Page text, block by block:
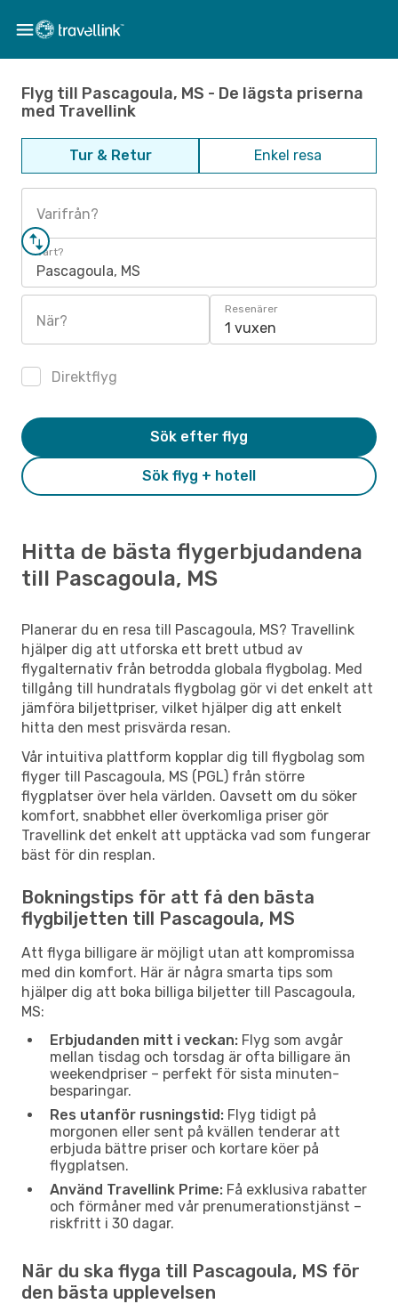
Flyg till Pascagoula, MS - De lägsta priserna
med Travellink
Tur & Retur Enkel resa
Varifrån?
Vart?
Pascagoula, MS
När?
Resenärer
1 vuxen
Direktflyg
Sök flyg + hotell
Sök efter flyg
Hitta de bästa flygerbjudandena
till Pascagoula, MS
Planerar du en resa till Pascagoula, MS? Travellink
hjälper dig att utforska ett brett utbud av
flygalternativ från betrodda globala flygbolag. Med
tillgång till hundratals flygbolag gör vi det enkelt att
jämföra biljettpriser, vilket hjälper dig att enkelt
hitta den mest prisvärda resan.
Vår intuitiva plattform kopplar dig till flygbolag som
flyger till Pascagoula, MS (PGL) från större
flygplatser över hela världen. Oavsett om du söker
komfort, snabbhet eller överkomliga priser gör
Travellink det enkelt att upptäcka vad som fungerar
bäst för din resplan.
Bokningstips för att få den bästa
flygbiljetten till Pascagoula, MS
Att flyga billigare är möjligt utan att kompromissa
med din komfort. Här är några smarta tips som
hjälper dig att boka billiga biljetter till Pascagoula,
MS:
Erbjudanden mitt i veckan: Flyg som avgår
mellan tisdag och torsdag är ofta billigare än
weekendpriser – perfekt för sista minuten-
besparingar.
Res utanför rusningstid: Flyg tidigt på
morgonen eller sent på kvällen tenderar att
erbjuda bättre priser och kortare köer på
flygplatsen.
Använd Travellink Prime: Få exklusiva rabatter
och förmåner med vår prenumerationstjänst –
riskfritt i 30 dagar.
När du ska flyga till Pascagoula, MS för
den bästa upplevelsen